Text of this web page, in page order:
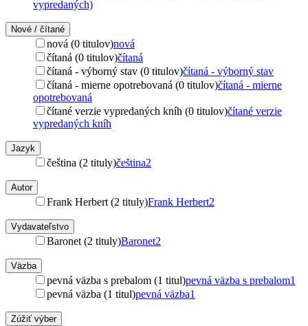
vypredaných)
Nové / čítané
nová (0 titulov)nová
čítaná (0 titulov)čítaná
čítaná - výborný stav (0 titulov)čítaná - výborný stav
čítaná - mierne opotrebovaná (0 titulov)čítaná - mierne
opotrebovaná
čítané verzie vypredaných kníh (0 titulov)čítané verzie
vypredaných kníh
Jazyk
čeština (2 tituly)čeština2
Autor
Frank Herbert (2 tituly)Frank Herbert2
Vydavateľstvo
Baronet (2 tituly)Baronet2
Väzba
pevná väzba s prebalom (1 titul)pevná väzba s prebalom1
pevná väzba (1 titul)pevná väzba1
Zúžiť výber